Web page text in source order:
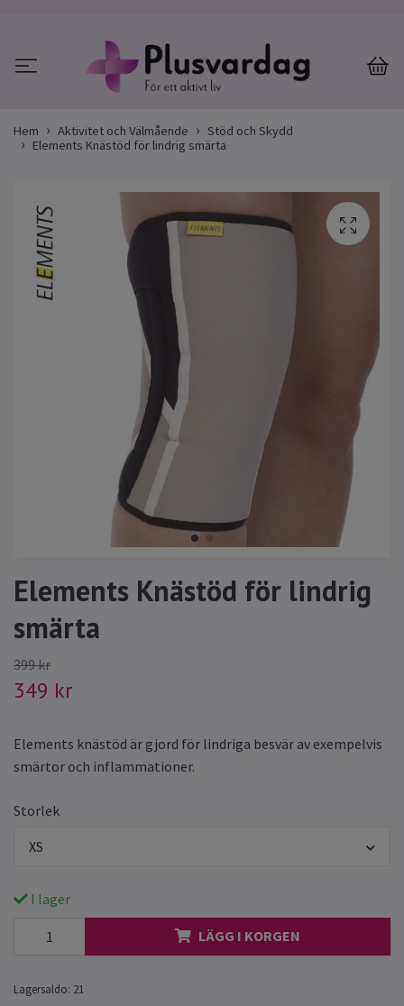
Hem Aktivitet och Välmående
Stöd och Skydd
Elements Knästöd för lindrig smärta
Elements Knästöd för lindrig
smärta
399 kr
349 kr
Elements knästöd är gjord för lindriga besvär av exempelvis
smärtor och inflammationer.
Storlek
XS
I lager
LÄGG I KORGEN
Lagersaldo: 21